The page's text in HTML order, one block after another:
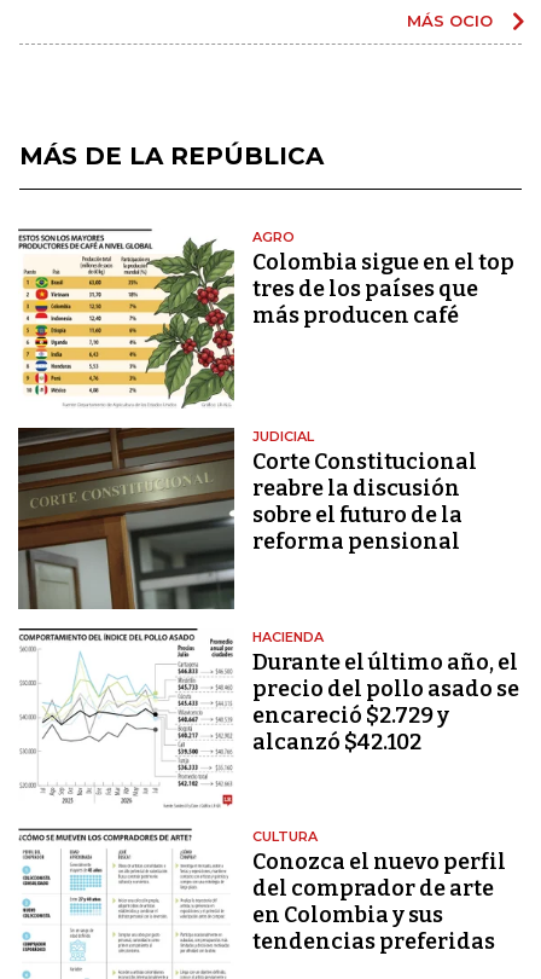
MÁS OCIO
MÁS DE LA REPÚBLICA
AGRO
Colombia sigue en el top
tres de los países que
más producen café
JUDICIAL
Corte Constitucional
reabre la discusión
sobre el futuro de la
reforma pensional
HACIENDA
Durante el último año, el
precio del pollo asado se
encareció $2.729 y
alcanzó $42.102
CULTURA
Conozca el nuevo perfil
del comprador de arte
en Colombia y sus
tendencias preferidas